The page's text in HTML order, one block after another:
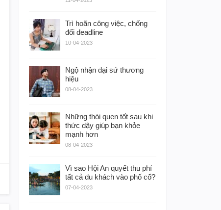
Trì hoãn công việc, chống
đối deadline
10-04-2023
Ngộ nhận đại sứ thương
hiệu
08-04-2023
Những thói quen tốt sau khi
thức dậy giúp bạn khỏe
mạnh hơn
08-04-2023
Vì sao Hội An quyết thu phí
tất cả du khách vào phố cổ?
07-04-2023